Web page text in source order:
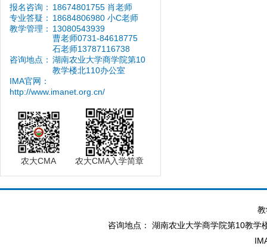
报名咨询： 18674801755 肖老师
专业答疑： 18684806980 小C老师
教学管理： 13080543939
曹老师0731-84618775
石老师13787116738
咨询地点： 湖南农业大学商学院第10
教学楼北110办公室
IMA官网：
http://www.imanet.org.cn/
农大CMA 农大CMA入学简章
咨询地点： 湖南农业大学商学院第10教